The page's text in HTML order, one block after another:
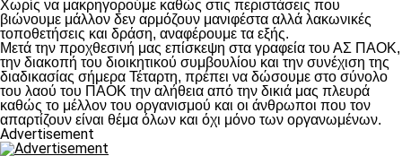
Χωρίς να μακρηγορούμε καθώς στις περιστάσεις που
βιώνουμε μάλλον δεν αρμόζουν μανιφέστα αλλά λακωνικές
τοποθετήσεις και δράση, αναφέρουμε τα εξής.
Μετά την προχθεσινή μας επίσκεψη στα γραφεία του ΑΣ ΠΑΟΚ,
την διακοπή του διοικητικού συμβουλίου και την συνέχιση της
διαδικασίας σήμερα Τέταρτη, πρέπει να δώσουμε στο σύνολο
του λαού του ΠΑΟΚ την αλήθεια από την δικιά μας πλευρά
καθώς το μέλλον του οργανισμού και οι άνθρωποι που τον
απαρτίζουν είναι θέμα όλων και όχι μόνο των οργανωμένων.
Advertisement